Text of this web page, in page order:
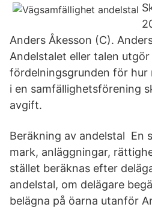
Anders Åkesson (C).
Andelstalet eller talen utgör
fördelningsgrunden för hur
i en samfällighetsförening
avgift.
Beräkning av andelstal En
mark, anläggningar,
stället beräknas efter
andelstal, om delägare
belägna på öarna utanför